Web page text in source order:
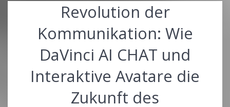
Revolution der
Kommunikation: Wie
DaVinci AI CHAT und
Interaktive Avatare die
Zukunft des